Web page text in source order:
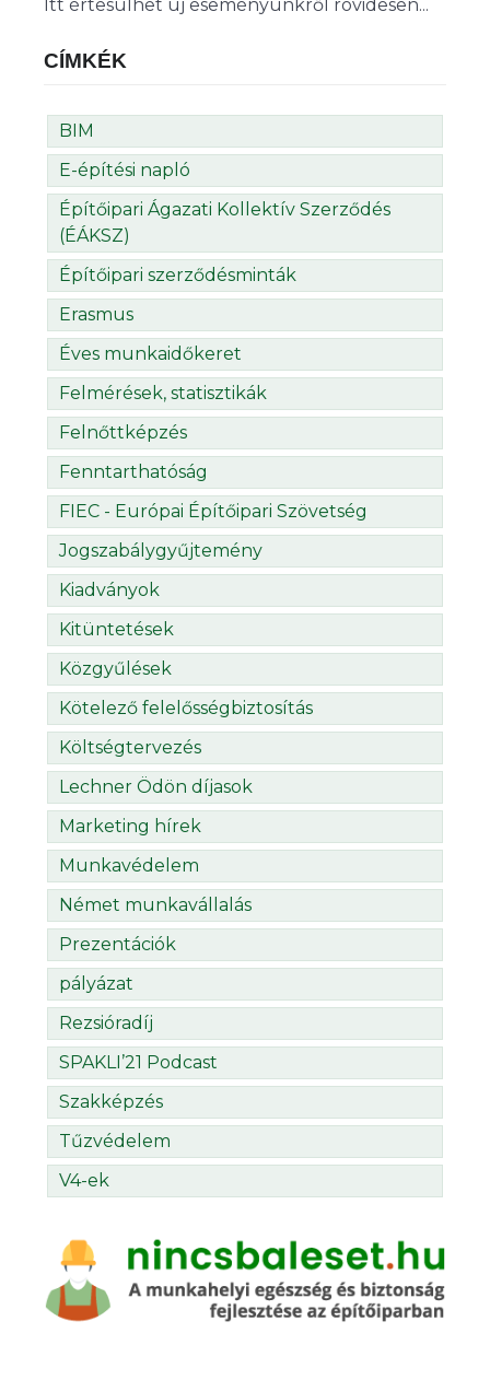
Itt értesülhet új eseményünkről rövidesen...
CÍMKÉK
BIM
E-építési napló
Építőipari Ágazati Kollektív Szerződés
(ÉÁKSZ)
Építőipari szerződésminták
Erasmus
Éves munkaidőkeret
Felmérések, statisztikák
Felnőttképzés
Fenntarthatóság
FIEC - Európai Építőipari Szövetség
Jogszabálygyűjtemény
Kiadványok
Kitüntetések
Közgyűlések
Kötelező felelősségbiztosítás
Költségtervezés
Lechner Ödön díjasok
Marketing hírek
Munkavédelem
Német munkavállalás
Prezentációk
pályázat
Rezsióradíj
SPAKLI’21 Podcast
Szakképzés
Tűzvédelem
V4-ek